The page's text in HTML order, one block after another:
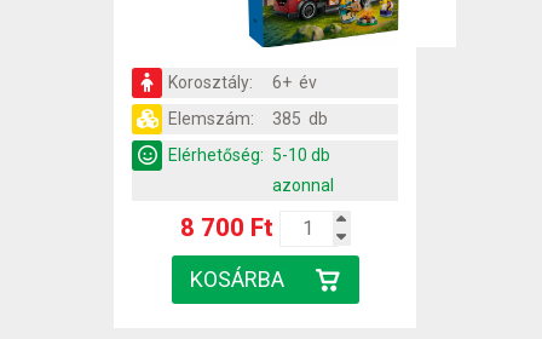
Korosztály:
6+ év
Elemszám:
385 db
Elérhetőség: 5-10 db
azonnal
8 700 Ft